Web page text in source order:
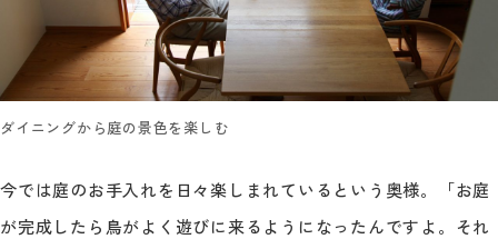
ダイニングから庭の景色を楽しむ
今では庭のお手入れを日々楽しまれているという奥様。「お庭
が完成したら鳥がよく遊びに来るようになったんですよ。それ